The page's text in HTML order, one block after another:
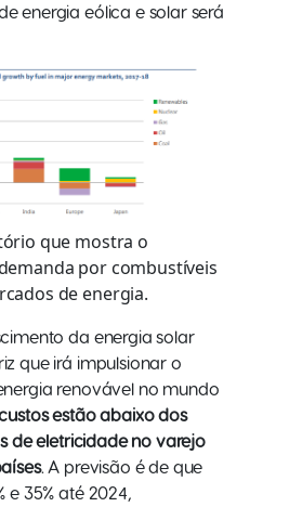
energia eólica e solar será
que mostra o
por combustíveis
de energia.
da energia solar
que irá impulsionar o
renovável no mundo
estão abaixo dos
de eletricidade no varejo
. A previsão é de que
e 35% até 2024,